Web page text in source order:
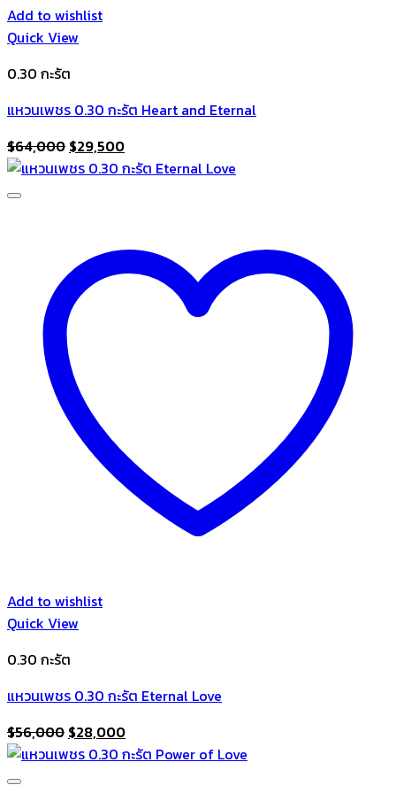
Add to wishlist
Quick View
0.30 กะรัต
แหวนเพชร 0.30 กะรัต Heart and Eternal
$64,000 Original
price
$29,500Current
price
Add to wishlist
Quick View
0.30 กะรัต
แหวนเพชร 0.30 กะรัต Eternal Love
$56,000 Original
price
$28,000Current
price